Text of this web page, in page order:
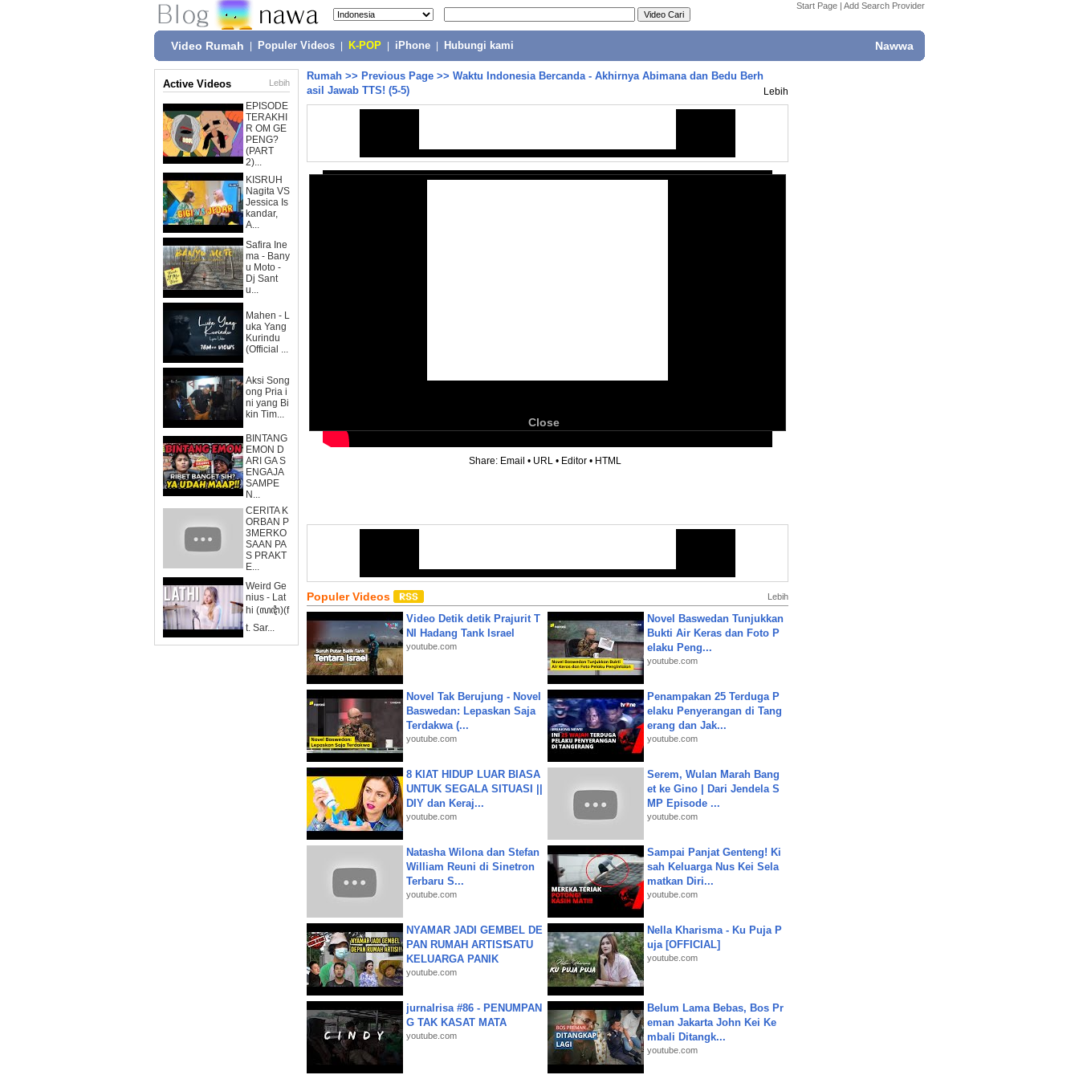
Start Page | Add Search Provider
Video Rumah Populer Videos K-POP iPhone Hubungi kami Nawwa
Active Videos Lebih
EPISODE
TERAKHI
R OM GE
PENG?
(PART
2)...
KISRUH
Nagita VS
Jessica Is
kandar,
A...
Safira Ine
ma - Bany
u Moto -
Dj Sant
u...
Mahen - L
uka Yang
Kurindu
(Official ...
Aksi Song
ong Pria i
ni yang Bi
kin Tim...
BINTANG
EMON D
ARI GA S
ENGAJA
SAMPE
N...
CERITA K
ORBAN P
3MERKO
SAAN PA
S PRAKT
E...
Weird Ge
nius - Lat
hi (ꦭꦛꦶ)(f
t. Sar...
Rumah >> Previous Page >> Waktu Indonesia Bercanda - Akhirnya Abimana dan Bedu Berh
asil Jawab TTS! (5-5)
Lebih
Close
Share: Email • URL • Editor • HTML
Populer Videos Lebih
Video Detik detik Prajurit T
NI Hadang Tank Israel
youtube.com
Novel Baswedan Tunjukkan
Bukti Air Keras dan Foto P
elaku Peng...
youtube.com
Novel Tak Berujung - Novel
Baswedan: Lepaskan Saja
Terdakwa (...
youtube.com
Penampakan 25 Terduga P
elaku Penyerangan di Tang
erang dan Jak...
youtube.com
8 KIAT HIDUP LUAR BIASA
UNTUK SEGALA SITUASI ||
DIY dan Keraj...
youtube.com
Serem, Wulan Marah Bang
et ke Gino | Dari Jendela S
MP Episode ...
youtube.com
Natasha Wilona dan Stefan
William Reuni di Sinetron
Terbaru S...
youtube.com
Sampai Panjat Genteng! Ki
sah Keluarga Nus Kei Sela
matkan Diri...
youtube.com
NYAMAR JADI GEMBEL DE
PAN RUMAH ARTIS❗SATU
KELUARGA PANIK
youtube.com
Nella Kharisma - Ku Puja P
uja [OFFICIAL]
youtube.com
jurnalrisa #86 - PENUMPAN
G TAK KASAT MATA
youtube.com
Belum Lama Bebas, Bos Pr
eman Jakarta John Kei Ke
mbali Ditangk...
youtube.com